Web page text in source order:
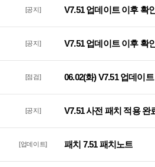
[공지] V7.51 업데이트 이후 확
[공지] V7.51 업데이트 이후 확
[점검] 06.02(화) V7.51 업데이
[공지] V7.51 사전 패치 적용 완
[업데이트] 패치 7.51 패치노트